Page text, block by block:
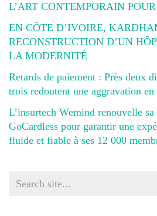
L’ART CONTEMPORAIN
EN CÔTE D’IVOIRE,
RECONSTRUCTION D’UN
LA MODERNITÉ
Retards de paiement : Près deux
trois redoutent une aggravation en
L’insurtech Wemind renouvelle
GoCardless pour garantir une
fluide et fiable à ses 12 000
Search